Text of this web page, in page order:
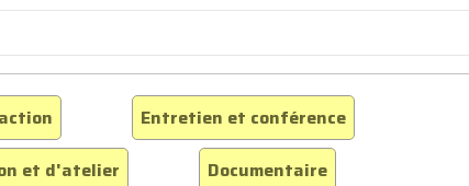
Entretien et conférence
et d'atelier Documentaire